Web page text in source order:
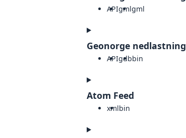
APIgmlgml
Geonorge nedlastning
APIgdbbin
Atom Feed
xmlbin